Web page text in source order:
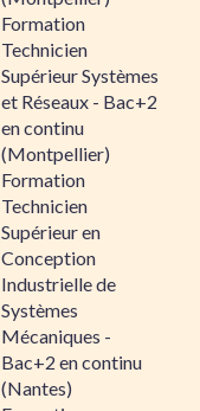
Formation
Technicien
Supérieur Systèmes
et Réseaux - Bac+2
en continu
(Montpellier)
Formation
Technicien
Supérieur en
Conception
Industrielle de
Systèmes
Mécaniques -
Bac+2 en continu
(Nantes)